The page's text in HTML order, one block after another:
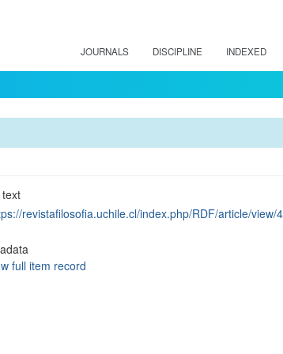
JOURNALS DISCIPLINE INDEXED
revistafilosofia.uchile.cl/index.php/RDF/article/view/
full item record